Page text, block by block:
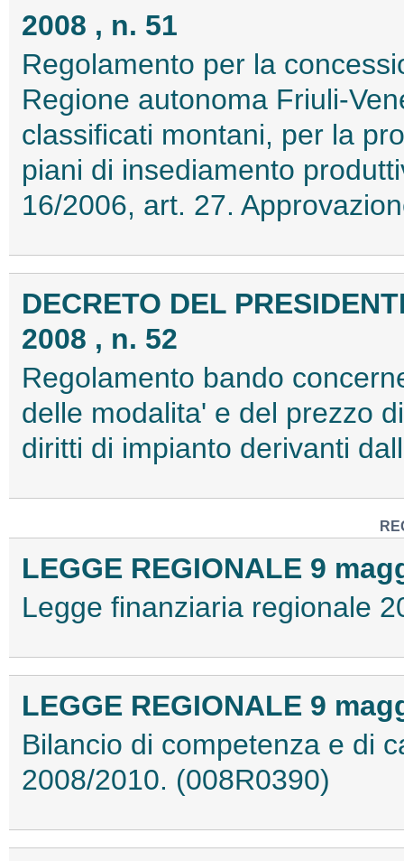
2008 , n. 51
Regolamento per la
Regione autonoma Friuli-
classificati montani, per la
piani di insediamento
16/2006, art. 27.
DECRETO DEL
2008 , n. 52
Regolamento bando
delle modalita' e del prezzo
diritti di impianto derivanti
LEGGE REGIONALE 9
Legge finanziaria regionale
LEGGE REGIONALE 9
Bilancio di competenza e di
2008/2010. (008R0390)